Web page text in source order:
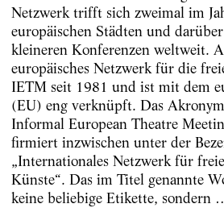
Netzwerk trifft sich zweimal im
europäischen Städten und
kleineren Konferenzen weltweit.
europäisches Netzwerk für die
IETM seit 1981 und ist mit dem
(EU) eng verknüpft. Das
Informal European Theatre
firmiert inzwischen unter der
„Internationales Netzwerk für
Künste“. Das im Titel genannte
keine beliebige Etikette, sondern